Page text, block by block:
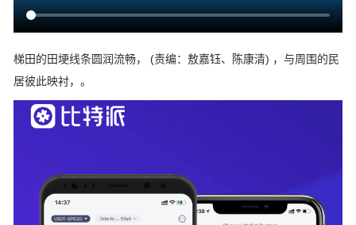
梯田的田埂线条圆润流畅， (责编：敖嘉钰、陈康清) ，与周围的民
居彼此映衬，。